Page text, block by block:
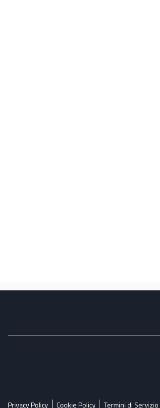
Privacy Policy Cookie Policy Termini di Servizio